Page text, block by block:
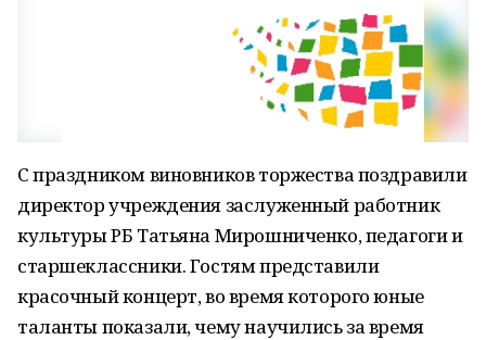
С праздником виновников торжества поздравили
директор учреждения заслуженный работник
культуры РБ Татьяна Мирошниченко, педагоги и
старшеклассники. Гостям представили
красочный концерт, во время которого юные
таланты показали, чему научились за время